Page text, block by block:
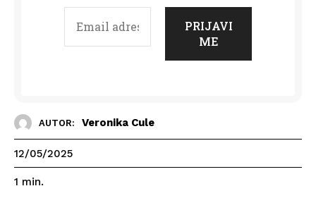
AUTOR: Veronika Cule
12/05/2025
1 min.